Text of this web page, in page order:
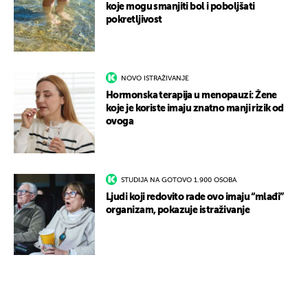
koje mogu smanjiti bol i poboljšati
pokretljivost
NOVO ISTRAŽIVANJE
Hormonska terapija u menopauzi: Žene
koje je koriste imaju znatno manji rizik od
ovoga
STUDIJA NA GOTOVO 1.900 OSOBA
Ljudi koji redovito rade ovo imaju “mlađi”
organizam, pokazuje istraživanje